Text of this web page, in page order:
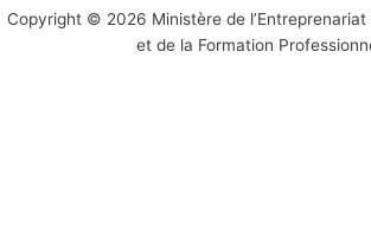
Copyright © 2026 Ministère de l’Entreprenariat
et de la Formation